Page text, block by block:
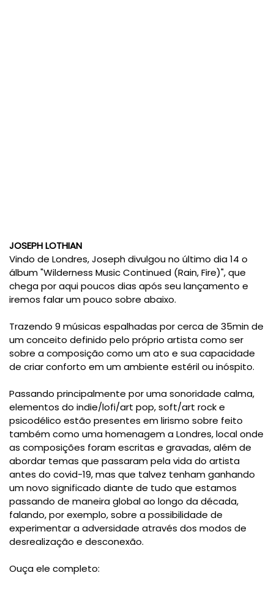
JOSEPH LOTHIAN
Vindo de Londres, Joseph divulgou no último dia 14 o
álbum "Wilderness Music Continued (Rain, Fire)", que
chega por aqui poucos dias após seu lançamento e
iremos falar um pouco sobre abaixo.
Trazendo 9 músicas espalhadas por cerca de 35min de
um conceito definido pelo próprio artista como ser
sobre a composição como um ato e sua capacidade
de criar conforto em um ambiente estéril ou inóspito.
Passando principalmente por uma sonoridade calma,
elementos do indie/lofi/art pop, soft/art rock e
psicodélico estão presentes em lirismo sobre feito
também como uma homenagem a Londres, local onde
as composições foram escritas e gravadas, além de
abordar temas que passaram pela vida do artista
antes do covid-19, mas que talvez tenham ganhando
um novo significado diante de tudo que estamos
passando de maneira global ao longo da década,
falando, por exemplo, sobre a possibilidade de
experimentar a adversidade através dos modos de
desrealização e desconexão.
Ouça ele completo: